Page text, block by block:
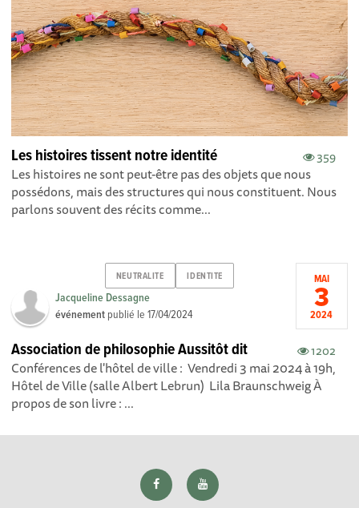
359
Les histoires tissent notre identité
Les histoires ne sont peut-être pas des objets que nous
possédons, mais des structures qui nous constituent. Nous
parlons souvent des récits comme...
NEUTRALITE IDENTITE
Jacqueline Dessagne
événement publié le17/04/2024
MAI
3
2024
1202
Association de philosophie Aussitôt dit
Conférences de l'hôtel de ville : Vendredi 3 mai 2024 à 19h,
Hôtel de Ville (salle Albert Lebrun) Lila Braunschweig À
propos de son livre : ...